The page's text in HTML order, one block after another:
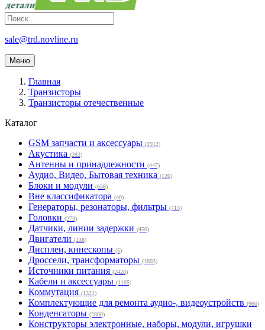
sale@trd.novline.ru
Меню
Главная
Транзисторы
Транзисторы отечественные
Каталог
GSM запчасти и аксессуары (2912)
Акустика (282)
Антенны и принадлежности (447)
Аудио, Видео, Бытовая техника (126)
Блоки и модули (656)
Вне классификатора (40)
Генераторы, резонаторы, фильтры (713)
Головки (273)
Датчики, линии задержки (450)
Двигатели (238)
Дисплеи, кинескопы (5)
Дроссели, трансформаторы (1803)
Источники питания (2428)
Кабели и аксессуары (1105)
Коммутация (1321)
Комплектующие для ремонта аудио-, видеоустройств (960)
Конденсаторы (2800)
Конструкторы электронные, наборы, модули, игрушки